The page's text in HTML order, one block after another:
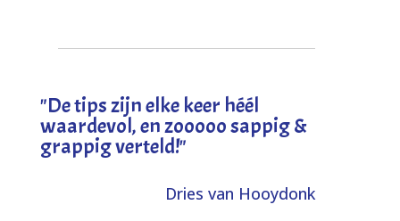
"De tips zijn elke keer héél
waardevol, en zooooo sappig &
grappig verteld!"
Dries van Hooydonk